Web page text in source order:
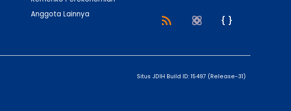
Anggota Lainnya
Situs JDIH Build ID: 15497 (Release-31)